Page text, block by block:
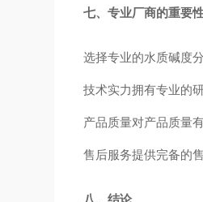
七、专业厂商的重要
选择专业的水质碱度
技术实力拥有专业的
产品质量对产品质量
售后服务提供完备的
八、结论